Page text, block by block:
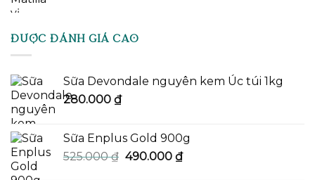
ĐƯỢC ĐÁNH GIÁ CAO
Sữa Devondale nguyên kem Úc túi 1kg
280.000 ₫
Sữa Enplus Gold 900g
525.000₫ Giá
490.000 ₫Giá